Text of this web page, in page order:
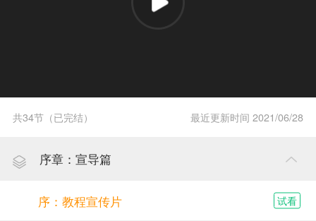
共34节（已完结） 最近更新时间2021/06/28
序章：宣导篇
序：教程宣传片 试看